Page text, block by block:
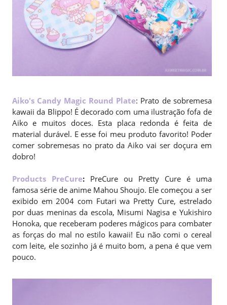
Aiko's Candy Magic Round Plate: Prato de sobremesa
kawaii da Blippo! É decorado com uma ilustração fofa de
Aiko e muitos doces. Esta placa redonda é feita de
material durável. E esse foi meu produto favorito! Poder
comer sobremesas no prato da Aiko vai ser doçura em
dobro!
Products PreCure:PreCure ou Pretty Cure é uma
famosa série de anime Mahou Shoujo. Ele começou a ser
exibido em 2004 com Futari wa Pretty Cure, estrelado
por duas meninas da escola, Misumi Nagisa e Yukishiro
Honoka, que receberam poderes mágicos para combater
as forças do mal no estilo kawaii! Eu não comi o cereal
com leite, ele sozinho já é muito bom, a pena é que vem
pouco.